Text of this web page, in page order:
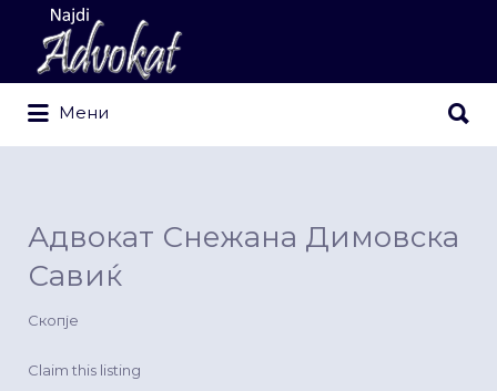
Search
for:
Мени
for:
Адвокат Снежана Димовска
Савиќ
Скопје
Claim this listing